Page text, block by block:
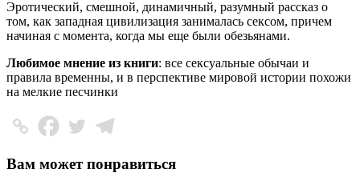
Эротический, смешной, динамичный, разумный рассказ о
том, как западная цивилизация занималась сексом, причем
начиная с момента, когда мы еще были обезьянами.
Любимое мнение из книги: все сексуальные обычаи и
правила временны, и в перспективе мировой истории похожи
на мелкие песчинки
Вам может понравиться